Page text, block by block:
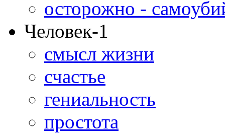
осторожно -
Человек-1
смысл жизни
счастье
гениальность
простота